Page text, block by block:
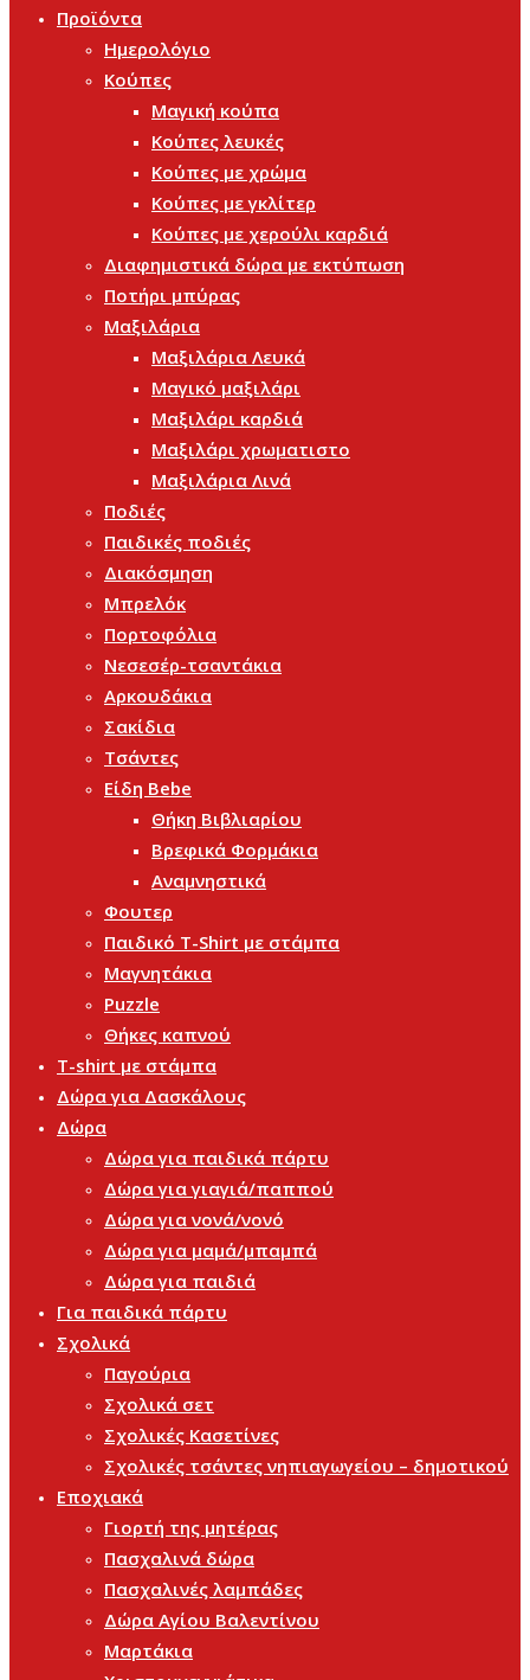
Προϊόντα
Ημερολόγιο
Κούπες
Μαγική κούπα
Κούπες λευκές
Κούπες με χρώμα
Κούπες με γκλίτερ
Κούπες με χερούλι καρδιά
Διαφημιστικά δώρα με εκτύπωση
Ποτήρι μπύρας
Μαξιλάρια
Μαξιλάρια Λευκά
Μαγικό μαξιλάρι
Μαξιλάρι καρδιά
Μαξιλάρι χρωματιστο
Μαξιλάρια Λινά
Ποδιές
Παιδικές ποδιές
Διακόσμηση
Μπρελόκ
Πορτοφόλια
Νεσεσέρ-τσαντάκια
Αρκουδάκια
Σακίδια
Τσάντες
Είδη Bebe
Θήκη Βιβλιαρίου
Βρεφικά Φορμάκια
Αναμνηστικά
Φουτερ
Παιδικό T-Shirt με στάμπα
Μαγνητάκια
Puzzle
Θήκες καπνού
T-shirt με στάμπα
Δώρα για Δασκάλους
Δώρα
Δώρα για παιδικά πάρτυ
Δώρα για γιαγιά/παππού
Δώρα για νονά/νονό
Δώρα για μαμά/μπαμπά
Δώρα για παιδιά
Για παιδικά πάρτυ
Σχολικά
Παγούρια
Σχολικά σετ
Σχολικές Κασετίνες
Σχολικές τσάντες νηπιαγωγείου – δημοτικού
Εποχιακά
Γιορτή της μητέρας
Πασχαλινά δώρα
Πασχαλινές λαμπάδες
Δώρα Αγίου Βαλεντίνου
Μαρτάκια